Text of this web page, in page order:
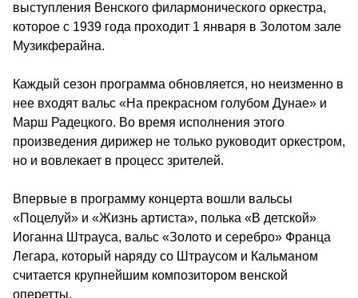
выступления Венского филармонического оркестра,
которое с 1939 года проходит 1 января в Золотом зале
Музикферайна.
Каждый сезон программа обновляется, но неизменно в
нее входят вальс «На прекрасном голубом Дунае» и
Марш Радецкого. Во время исполнения этого
произведения дирижер не только руководит оркестром,
но и вовлекает в процесс зрителей.
Впервые в программу концерта вошли вальсы
«Поцелуй» и «Жизнь артиста», полька «В детской»
Иоганна Штрауса, вальс «Золото и серебро» Франца
Легара, который наряду со Штраусом и Кальманом
считается крупнейшим композитором венской
оперетты.